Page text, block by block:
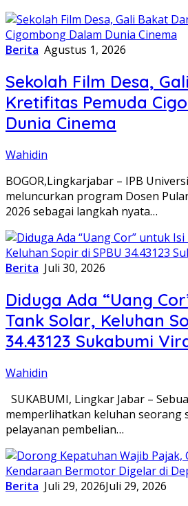
Berita Agustus 1, 2026
Sekolah Film Desa,
Kretifitas Pemuda
Dunia Cinema
Wahidin
BOGOR,Lingkarjabar – IPB
meluncurkan program Dosen
2026 sebagai langkah nyata…
Berita Juli 30, 2026
Diduga Ada “Uang
Tank Solar, Keluhan
34.43123 Sukabumi
Wahidin
SUKABUMI, Lingkar Jabar –
memperlihatkan keluhan seorang
pelayanan pembelian…
Berita Juli 29, 2026Juli 29, 2026